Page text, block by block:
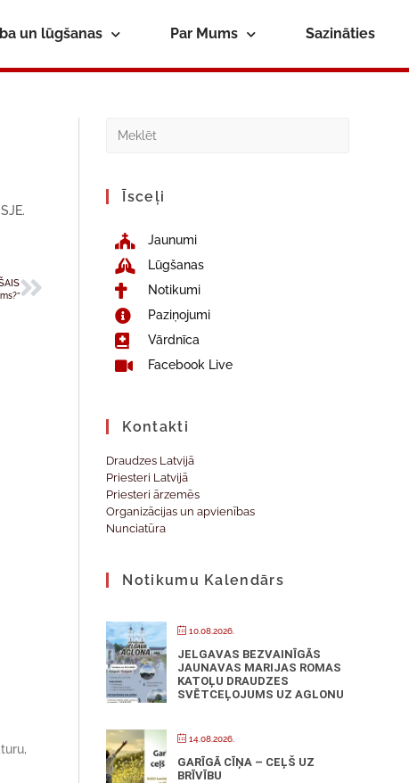
un lūgšanas Par Mums Sazināties
Īsceļi
Jaunumi
Lūgšanas
Notikumi
Paziņojumi
Vārdnīca
Facebook Live
Kontakti
Draudzes Latvijā
Priesteri Latvijā
Priesteri ārzemēs
Organizācijas un apvienības
Nunciatūra
Notikumu Kalendārs
10.08.2026.
JELGAVAS BEZVAINĪGĀS
JAUNAVAS MARIJAS ROMAS
KATOĻU DRAUDZES
SVĒTCEĻOJUMS UZ AGLONU
14.08.2026.
GARĪGĀ CĪŅA – CEĻŠ UZ
BRĪVĪBU